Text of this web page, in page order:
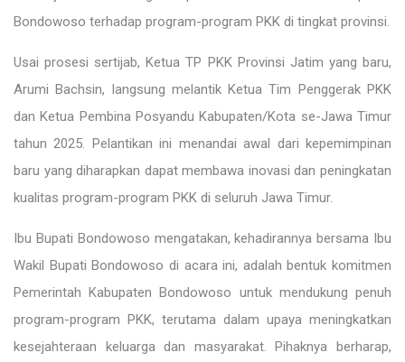
Bondowoso terhadap program-program PKK di tingkat provinsi.
Usai prosesi sertijab, Ketua TP PKK Provinsi Jatim yang baru,
Arumi Bachsin, langsung melantik Ketua Tim Penggerak PKK
dan Ketua Pembina Posyandu Kabupaten/Kota se-Jawa Timur
tahun 2025. Pelantikan ini menandai awal dari kepemimpinan
baru yang diharapkan dapat membawa inovasi dan peningkatan
kualitas program-program PKK di seluruh Jawa Timur.
Ibu Bupati Bondowoso mengatakan, kehadirannya bersama Ibu
Wakil Bupati Bondowoso di acara ini, adalah bentuk komitmen
Pemerintah Kabupaten Bondowoso untuk mendukung penuh
program-program PKK, terutama dalam upaya meningkatkan
kesejahteraan keluarga dan masyarakat. Pihaknya berharap,